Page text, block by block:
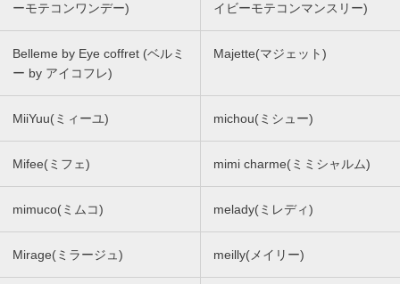
ーモテコンワンデー)
イビーモテコンマンスリー)
Belleme by Eye coffret (ベルミ
ー by アイコフレ)
Majette(マジェット)
MiiYuu(ミィーユ) michou(ミシュー)
Mifee(ミフェ) mimi charme(ミミシャルム)
mimuco(ミムコ) melady(ミレディ)
Mirage(ミラージュ) meilly(メイリー)